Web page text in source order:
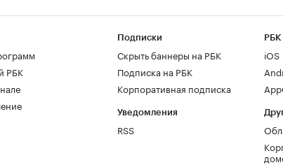
РБК
Подписки
Скрыть баннеры на РБК
Подписка на РБК
Корпоративная подписка
Уведомления
RSS
РБК
iOS